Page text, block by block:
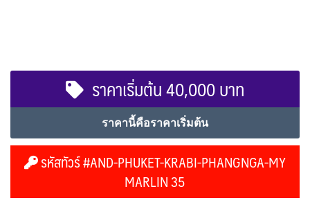
ราคาเริ่มต้น 40,000 บาท
ราคานี้คือราคาเริ่มต้น
รหัสทัวร์ #AND-PHUKET-KRABI-PHANGNGA-MY
MARLIN 35